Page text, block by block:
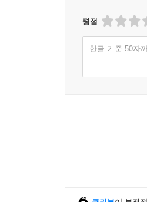
과학은 어느 곳에
평점
한글 기준 50자